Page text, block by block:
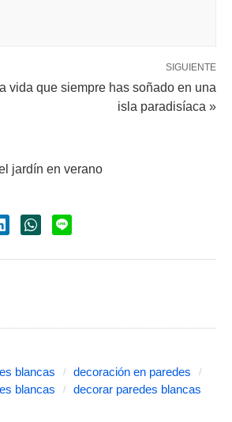
SIGUIENTE
vida que siempre has soñado en una
isla paradisíaca »
jardín en verano
blancas
decoración en paredes
blancas
decorar paredes blancas